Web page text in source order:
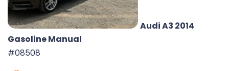
Audi A3 2014
Gasoline Manual
#08508